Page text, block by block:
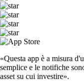
«Questa app è a misura
semplice e le notifiche
asset su cui investire».